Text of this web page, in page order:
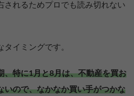
されるためプロでも読み切れない
イミングです。
、特に1月と8月は、不動産を買お
いので、なかなか買い手がつかな